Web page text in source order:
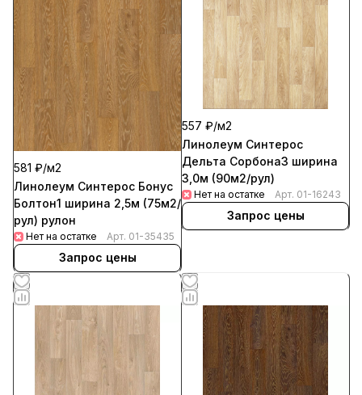
581 ₽/м2
Линолеум Синтерос Бонус
Болтон1 ширина 2,5м (75м2/
рул) рулон
Нет на остатке Арт. 01-35435
Запрос цены
557 ₽/м2
Линолеум Синтерос
Дельта Сорбона3 ширина
3,0м (90м2/рул)
Нет на остатке Арт. 01-16243
Запрос цены